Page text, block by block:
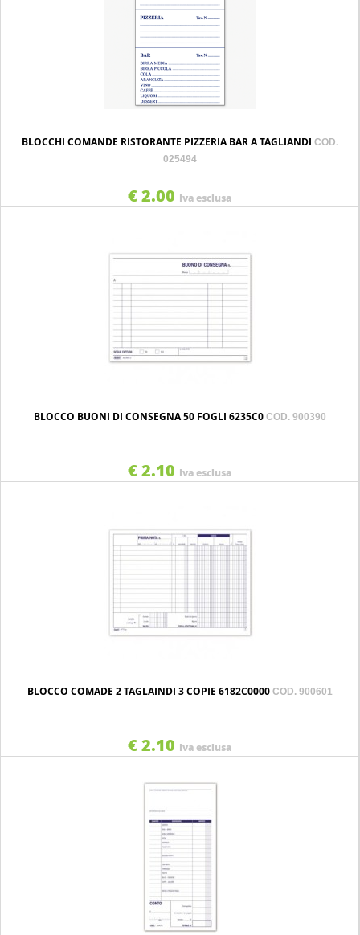
BLOCCHI COMANDE RISTORANTE PIZZERIA BAR A TAGLIANDI COD.
025494
€ 2.00 Iva esclusa
BLOCCO BUONI DI CONSEGNA 50 FOGLI 6235C0 COD. 900390
€ 2.10 Iva esclusa
BLOCCO COMADE 2 TAGLAINDI 3 COPIE 6182C0000 COD. 900601
€ 2.10 Iva esclusa